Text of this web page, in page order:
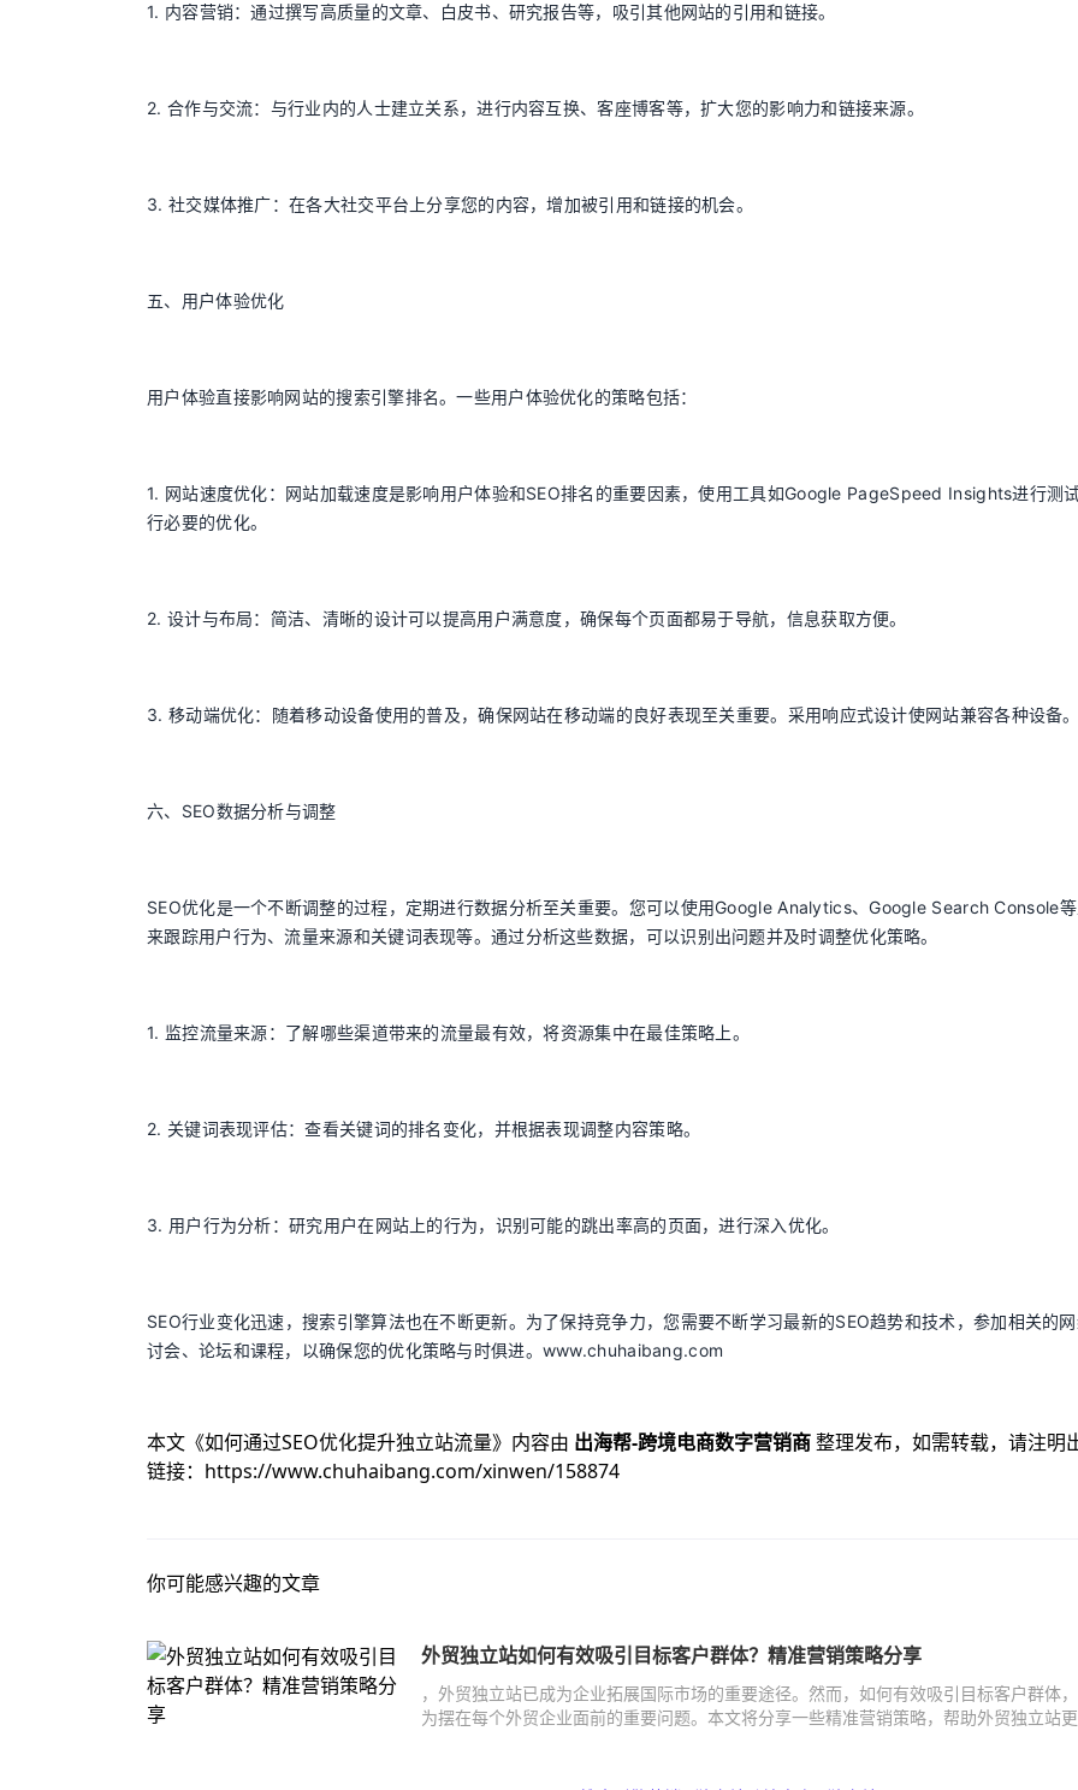
1. 内容营销：通过撰写高质量的文章、白皮书、研究报告等，吸引其他网站的引用和链接。
2. 合作与交流：与行业内的人士建立关系，进行内容互换、客座博客等，扩大您的影响力和链接来源。
3. 社交媒体推广：在各大社交平台上分享您的内容，增加被引用和链接的机会。
五、用户体验优化
用户体验直接影响网站的搜索引擎排名。一些用户体验优化的策略包括：
1. 网站速度优化：网站加载速度是影响用户体验和SEO排名的重要因素，使用工具如Google PageSpeed Insights进行测
行必要的优化。
2. 设计与布局：简洁、清晰的设计可以提高用户满意度，确保每个页面都易于导航，信息获取方便。
3. 移动端优化：随着移动设备使用的普及，确保网站在移动端的良好表现至关重要。采用响应式设计使网站兼容各种设备
六、SEO数据分析与调整
SEO优化是一个不断调整的过程，定期进行数据分析至关重要。您可以使用Google Analytics、Google Search Console
来跟踪用户行为、流量来源和关键词表现等。通过分析这些数据，可以识别出问题并及时调整优化策略。
1. 监控流量来源：了解哪些渠道带来的流量最有效，将资源集中在最佳策略上。
2. 关键词表现评估：查看关键词的排名变化，并根据表现调整内容策略。
3. 用户行为分析：研究用户在网站上的行为，识别可能的跳出率高的页面，进行深入优化。
SEO行业变化迅速，搜索引擎算法也在不断更新。为了保持竞争力，您需要不断学习最新的SEO趋势和技术，参加相关的
讨会、论坛和课程，以确保您的优化策略与时俱进。www.chuhaibang.com
本文《如何通过SEO优化提升独立站流量》内容由 出海帮-跨境电商数字营销商整理发布，如需转载，请注明
链接： https://www.chuhaibang.com/xinwen/158874
你可能感兴趣的文章
外贸独立站如何有效吸引目标客户群体？精准营销策略分享
，外贸独立站已成为企业拓展国际市场的重要途径。然而，如何有效吸引目标客户群体
为摆在每个外贸企业面前的重要问题。本文将分享一些精准营销策略，帮助外贸独立站